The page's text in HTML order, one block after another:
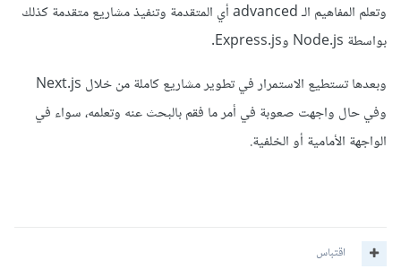
وتعلم المفاهيم الـ advanced أي المتقدمة وتنفيذ مشاريع متقدمة كذلك
بواسطة Node.js وExpress.js.
وبعدها تستطيع الاستمرار في تطوير مشاريع كاملة من خلال Next.js
وفي حال واجهت صعوبة في أمر ما فقم بالبحث عنه وتعلمه، سواء في
الواجهة الأمامية أو الخلفية.
اقتباس